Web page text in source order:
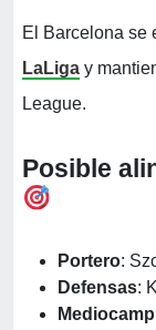
El Barcelona se
LaLiga y
League.
Posible
Portero:
Defensas: